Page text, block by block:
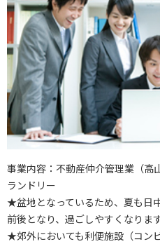
事業内容：不動産仲介管理業（高
ランドリー
★盆地となっているため、夏も日
前後となり、過ごしやすくなりま
★郊外においても利便施設（コン